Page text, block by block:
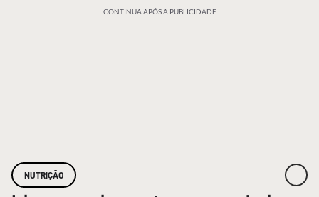
CONTINUA APÓS A PUBLICIDADE
NUTRIÇÃO